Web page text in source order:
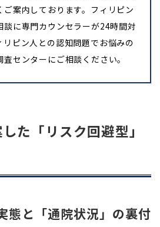
案内しております。フィリピン
談に専門カウンセラーが24時間対
ピン人との認知問題でお悩みの
センターにご相談ください。
た「リスク回避型」
態と「通院状況」の裏付